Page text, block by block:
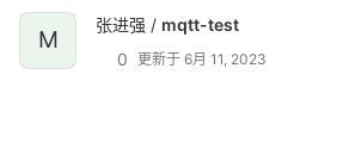
M
张进强 / mqtt-test
0 更新于 6月 11, 2023